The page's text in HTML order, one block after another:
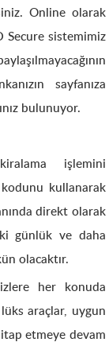
Online olarak
Secure sistemimiz
sayfanıza
bulunuyor.
işlemini
kullanarak
direkt olarak
günlük ve daha
olacaktır.
her konuda
araçlar, uygun
etmeye devam